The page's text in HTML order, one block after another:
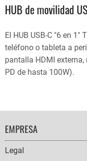
HUB de movilidad
El HUB USB-C "6 en
teléfono o tableta a
pantalla HDMI
PD de hasta 100W).
FOOTER
NAVIGATION
EMPRESA
Legal